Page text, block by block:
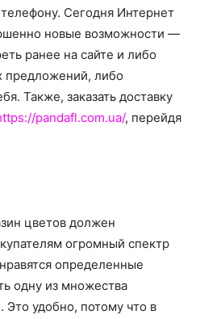
Сегодня Интернет
новые возможности —
ранее на сайте и либо
предложений, либо
Также, заказать доставку
pandafl.com.ua/, перейдя
цветов должен
огромный спектр
определенные
одну из множества
удобно, потому что в